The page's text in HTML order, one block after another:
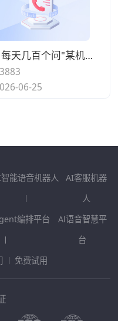
用户每天几百个问"某机型回收多少钱"、人工查型号报价慢还漏单？用智能电话呼叫中心系统自动识别型号并实时报价
06-25
能语音机器人
AI客服机器
人
编排平台
Al语音智慧平
台
免费试用